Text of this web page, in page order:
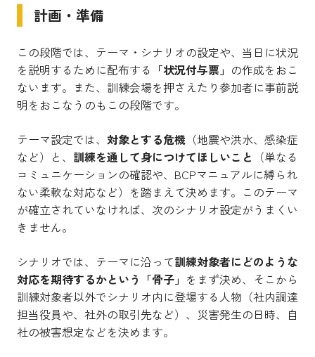
計画・準備
この段階では、テーマ・シナリオの設定や、当日に状況
を説明するために配布する 「状況付与票」 の作成をおこ
ないます。また、訓練会場を押さえたり参加者に事前説
明をおこなうのもこの段階です。
テーマ設定では、 対象とする危機 （地震や洪水、感染症
など）と、 訓練を通して身につけてほしいこと （単なる
コミュニケーションの確認や、BCPマニュアルに縛られ
ない柔軟な対応など）を踏まえて決めます。このテーマ
が確立されていなければ、次のシナリオ設定がうまくい
きません。
シナリオでは、テーマに沿って訓練対象者にどのような
対応を期待するかという「骨子」 をまず決め、そこから
訓練対象者以外でシナリオ内に登場する人物（社内調達
担当役員や、社外の取引先など）、災害発生の日時、自
社の被害想定などを決めます。